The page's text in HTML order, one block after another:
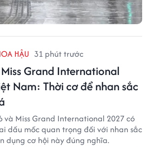
HẬU 31 phút trước
Grand International
Nam: Thời cơ để nhan sắc
và Miss Grand International 2027 có
dấu mốc quan trọng đối với nhan sắc
dụng cơ hội này đúng nghĩa.